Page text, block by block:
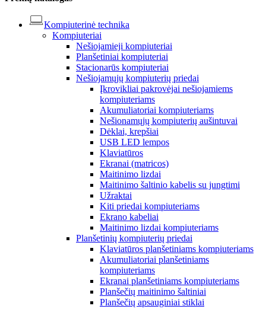
Kompiuterinė technika
Kompiuteriai
Nešiojamieji kompiuteriai
Planšetiniai kompiuteriai
Stacionarūs kompiuteriai
Nešiojamųjų kompiuterių priedai
Įkrovikliai pakrovėjai nešiojamiems
kompiuteriams
Akumuliatoriai kompiuteriams
Nešionamųjų kompiuterių aušintuvai
Dėklai, krepšiai
USB LED lempos
Klaviatūros
Ekranai (matricos)
Maitinimo lizdai
Maitinimo šaltinio kabelis su jungtimi
Užraktai
Kiti priedai kompiuteriams
Ekrano kabeliai
Maitinimo lizdai kompiuteriams
Planšetinių kompiuterių priedai
Klaviatūros planšetiniams kompiuteriams
Akumuliatoriai planšetiniams
kompiuteriams
Ekranai planšetiniams kompiuteriams
Planšečių maitinimo šaltiniai
Planšečių apsauginiai stiklai